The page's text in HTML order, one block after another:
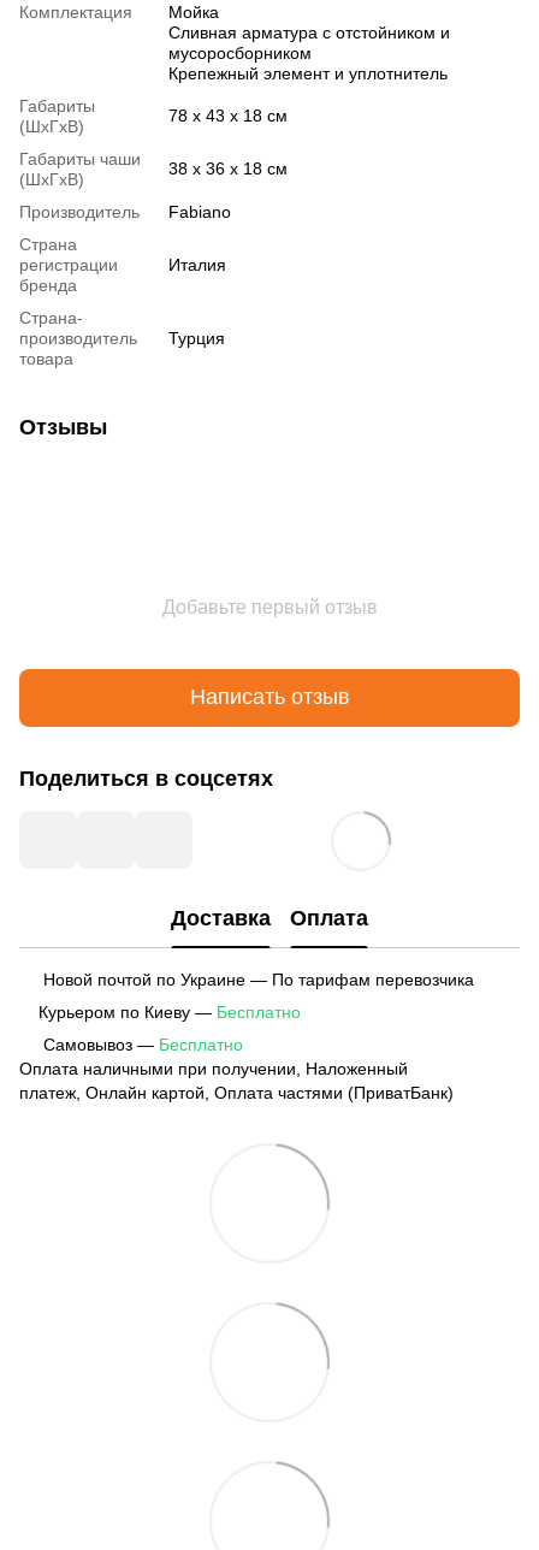
Комплектация
Мойка
Сливная арматура с отстойником и
мусоросборником
Крепежный элемент и уплотнитель
Габариты
(ШхГхВ)
78 х 43 х 18 см
Габариты чаши
(ШхГхВ)
38 х 36 х 18 см
Производитель
Fabiano
Страна
регистрации
бренда
Италия
Страна-
производитель
товара
Турция
Отзывы
Добавьте первый отзыв
Написать отзыв
Поделиться в соцсетях
Доставка Оплата
Новой почтой по Украине — По тарифам перевозчика
Курьером по Киеву — Бесплатно
Самовывоз — Бесплатно
Оплата наличными при получении, Наложенный
платеж, Онлайн картой, Оплата частями (ПриватБанк)